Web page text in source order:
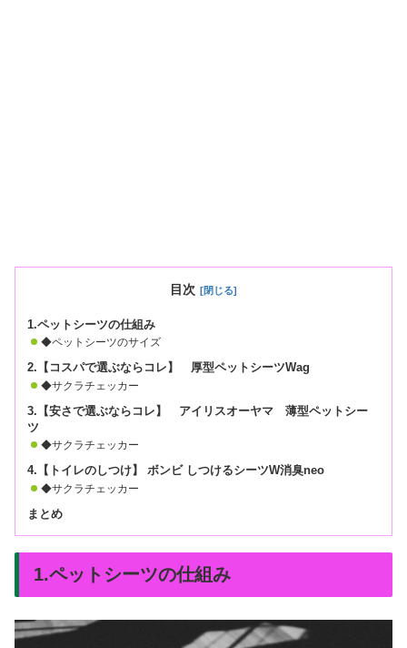
目次
1.ペットシーツの仕組み
◆ペットシーツのサイズ
2.【コスパで選ぶならコレ】 厚型ペットシーツWag
◆サクラチェッカー
3.【安さで選ぶならコレ】 アイリスオーヤマ 薄型ペットシー
ツ
◆サクラチェッカー
4.【トイレのしつけ】 ボンビ しつけるシーツW消臭neo
◆サクラチェッカー
まとめ
1.ペットシーツの仕組み